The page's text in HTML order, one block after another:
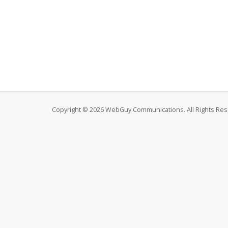
Copyright © 2026 WebGuy Communications. All Rights